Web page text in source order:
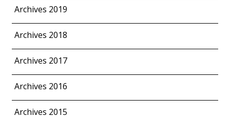
Archives 2019
Archives 2018
Archives 2017
Archives 2016
Archives 2015